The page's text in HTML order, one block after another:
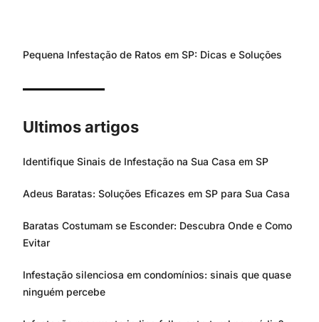
Pequena Infestação de Ratos em SP: Dicas e Soluções
Ultimos artigos
Identifique Sinais de Infestação na Sua Casa em SP
Adeus Baratas: Soluções Eficazes em SP para Sua Casa
Baratas Costumam se Esconder: Descubra Onde e Como
Evitar
Infestação silenciosa em condomínios: sinais que quase
ninguém percebe